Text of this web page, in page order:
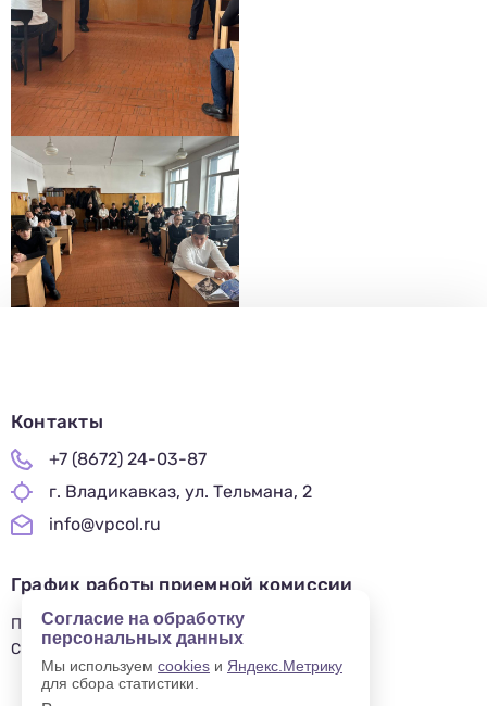
Нажимая кнопку «Отправить», я даю согласие на обработку моих персональных
данных в соответствии с Федеральным законом от 27.07.2006 № 152-ФЗ «О
персональных данных», на условиях и для целей, определенных в
отношении обработки персональных данных.
Контакты
+7 (8672) 24-03-87
г. Владикавказ, ул. Тельмана, 2
info@vpcol.ru
График работы приемной комиссии
ПН-ПТ 09:00-17:00
СБ-ВС — ВЫХОДНОЙ
Согласие на обработку
персональных данных
Мы используем cookies и Яндекс.Метрику
для сбора статистики.